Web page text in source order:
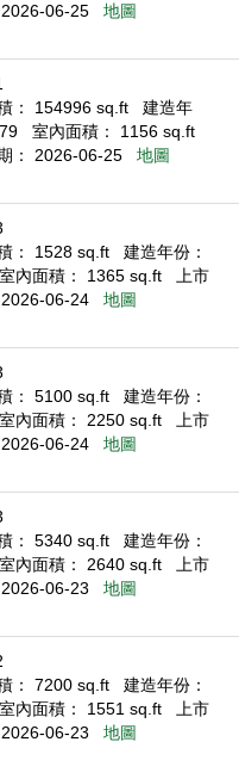
06-25
地圖
： 154996 sq.ft
建造年
室內面積： 1156 sq.ft
： 2026-06-25
地圖
： 1528 sq.ft
建造年份：
室內面積： 1365 sq.ft
上市
06-24
地圖
： 5100 sq.ft
建造年份：
室內面積： 2250 sq.ft
上市
06-24
地圖
： 5340 sq.ft
建造年份：
室內面積： 2640 sq.ft
上市
06-23
地圖
： 7200 sq.ft
建造年份：
室內面積： 1551 sq.ft
上市
06-23
地圖